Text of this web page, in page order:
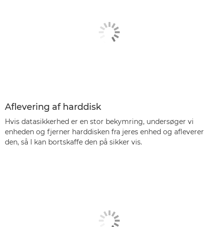
Aflevering af harddisk
Hvis datasikkerhed er en stor bekymring, undersøger vi
enheden og fjerner harddisken fra jeres enhed og afleverer
den, så I kan bortskaffe den på sikker vis.